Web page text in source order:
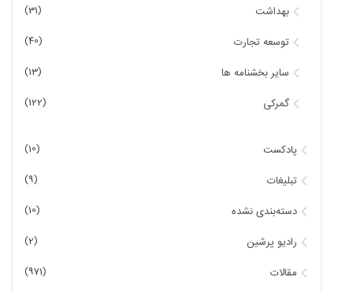
بهداشت (31)
توسعه تجارت (40)
سایر بخشنامه ها (13)
گمرکی (122)
پادکست (10)
تبلیغات (9)
دسته‌بندی نشده (10)
رادیو پرشین (2)
مقالات (971)